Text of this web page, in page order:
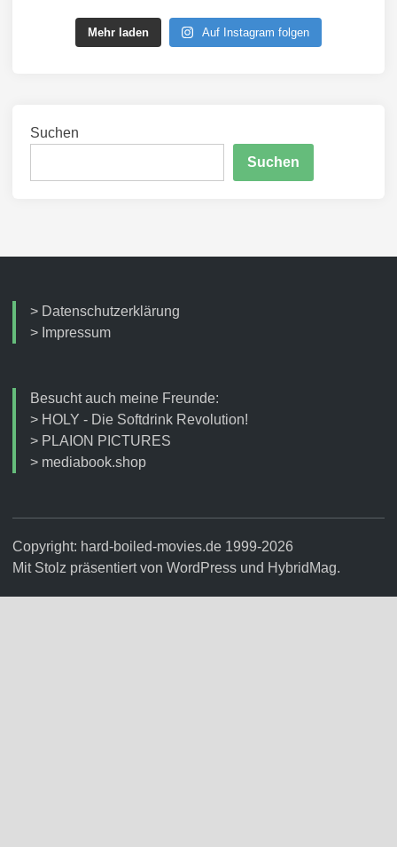
Mehr laden Auf Instagram folgen
Suchen
Suchen
> Datenschutzerklärung
> Impressum
Besucht auch meine Freunde:
> HOLY - Die Softdrink Revolution!
> PLAION PICTURES
> mediabook.shop
Copyright: hard-boiled-movies.de 1999-2026
Mit Stolz präsentiert von WordPress und HybridMag.